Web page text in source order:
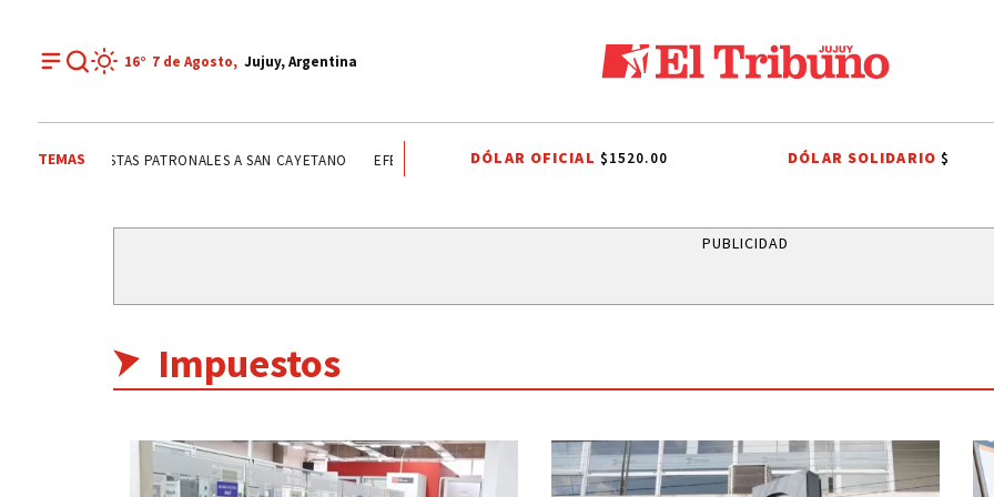
16° 7 de Agosto, Jujuy, Argentina
TEMASFIESTAS PATRONALES A SAN CAYETANO EFEMÉRIDES CONFLICTO PORTUARIO GREMIOS DOCENTES RUBÉN EDUARDO RIVAROLA
DÓLAR OFICIAL $1520.00 DÓLAR SOLIDARIO$
PUBLICIDAD
Impuestos